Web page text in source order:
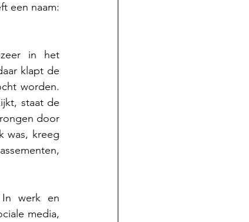
een naam:
in het
klapt de
worden.
staat de
door
was, kreeg
In werk en
media,